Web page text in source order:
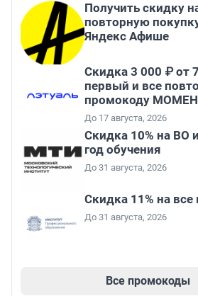
Получить скидку
повторную
Яндекс Афише
Скидка 3 000 ₽ от
первый и все
промокоду
До 17 августа, 2026
Скидка 10% на ВО
год обучения
До 31 августа, 2026
Скидка 11% на все
До 31 августа, 2026
Все промокоды